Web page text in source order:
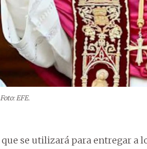
Foto: EFE.
se utilizará para entregar a